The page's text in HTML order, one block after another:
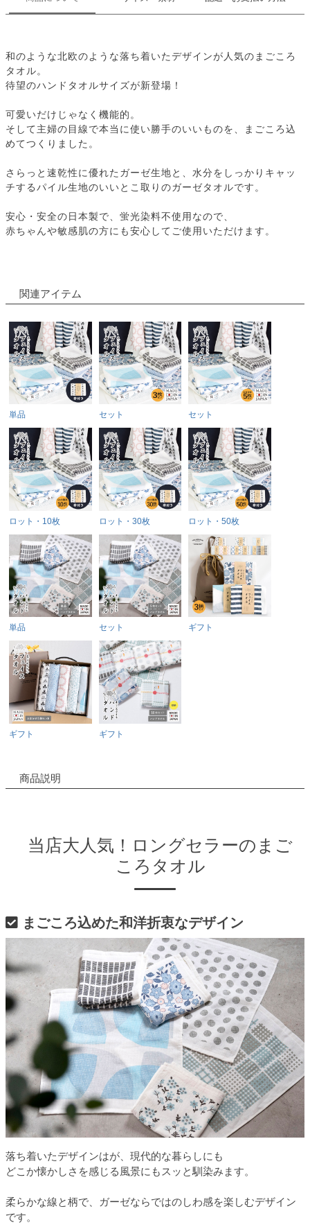
和のような北欧のような落ち着いたデザインが人気のまごころ
タオル。
待望のハンドタオルサイズが新登場！
可愛いだけじゃなく機能的。
そして主婦の目線で本当に使い勝手のいいものを、まごころ込
めてつくりました。
さらっと速乾性に優れたガーゼ生地と、水分をしっかりキャッ
チするパイル生地のいいとこ取りのガーゼタオルです。
安心・安全の日本製で、蛍光染料不使用なので、
赤ちゃんや敏感肌の方にも安心してご使用いただけます。
関連アイテム
単品 セット セット
ロット・10枚 ロット・30枚 ロット・50枚
単品 セット ギフト
ギフト ギフト
商品説明
当店大人気！ロングセラーのまご
ころタオル
まごころ込めた和洋折衷なデザイン
落ち着いたデザインはが、現代的な暮らしにも
どこか懐かしさを感じる風景にもスッと馴染みます。
柔らかな線と柄で、ガーゼならではのしわ感を楽しむデザイン
です。